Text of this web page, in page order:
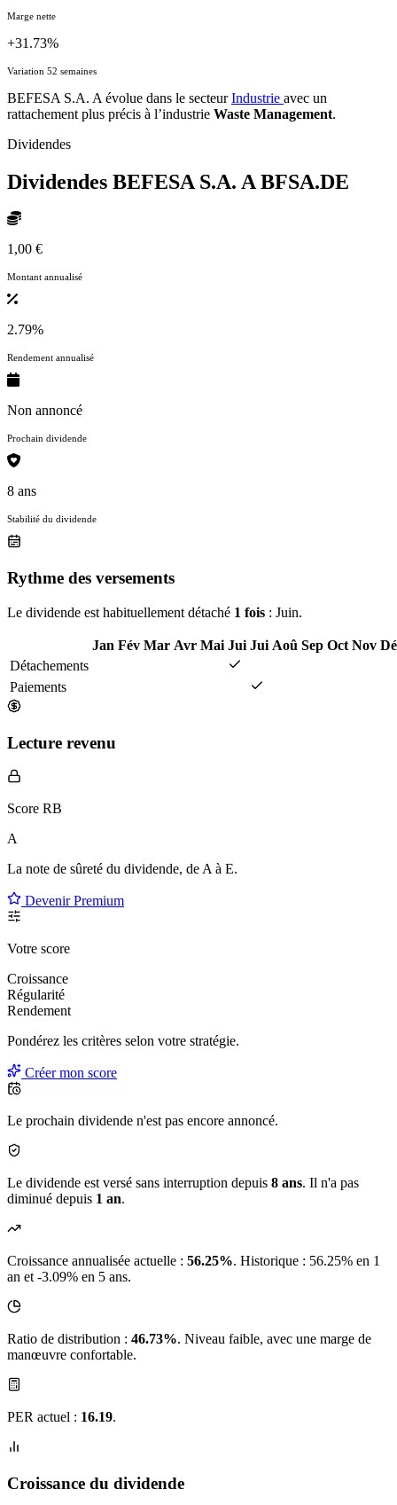
Marge nette
+31.73%
Variation 52 semaines
BEFESA S.A. A évolue dans le secteurIndustrie avec un
rattachement plus précis à l’industrie Waste Management.
Dividendes
Dividendes BEFESA S.A. A BFSA.DE
1,00 €
Montant annualisé
2.79%
Rendement annualisé
Non annoncé
Prochain dividende
8 ans
Stabilité du dividende
Rythme des versements
Le dividende est habituellement détaché 1 fois : Juin.
Jan Fév Mar Avr Mai Jui Jui Aoû Sep Oct Nov
Détachements
Paiements
Lecture revenu
Score RB
A
La note de sûreté du dividende, de A à E.
Devenir Premium
Votre score
Croissance
Régularité
Rendement
Pondérez les critères selon votre stratégie.
Créer mon score
Le prochain dividende n'est pas encore annoncé.
Le dividende est versé sans interruption depuis 8 ans. Il n'a pas
diminué depuis 1 an.
Croissance annualisée actuelle : 56.25%. Historique : 56.25% en 1
an et -3.09% en 5 ans.
Ratio de distribution : 46.73%. Niveau faible, avec une marge de
manœuvre confortable.
PER actuel : 16.19.
Croissance du dividende